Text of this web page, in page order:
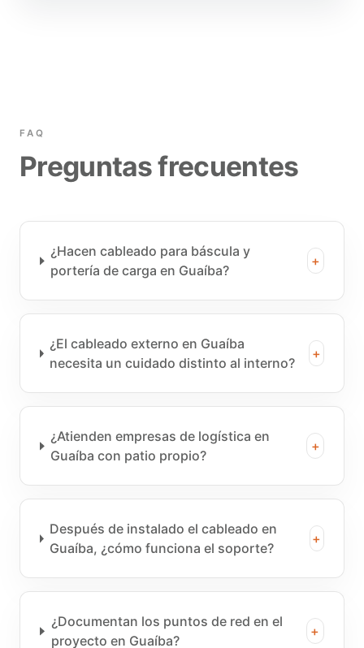
FAQ
Preguntas frecuentes
¿Hacen cableado para báscula y
portería de carga en Guaíba?
+
¿El cableado externo en Guaíba
necesita un cuidado distinto al interno?
+
¿Atienden empresas de logística en
Guaíba con patio propio?
+
Después de instalado el cableado en
Guaíba, ¿cómo funciona el soporte?
+
¿Documentan los puntos de red en el
proyecto en Guaíba?
+